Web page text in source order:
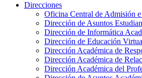
Direcciones
Oficina Central de Admisión
Dirección de Asuntos
Dirección de Informática
Dirección de Educación
Dirección Académica de
Dirección Académica de
Dirección Académica del